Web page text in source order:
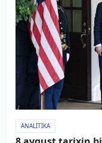
ANALITIKA